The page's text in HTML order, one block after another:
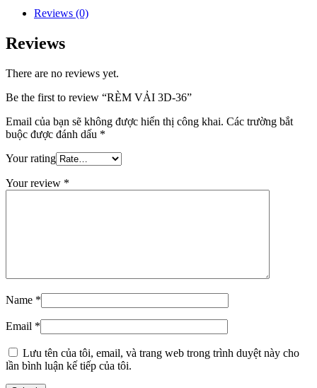
Reviews (0)
Reviews
There are no reviews yet.
Be the first to review “RÈM VẢI 3D-36”
Email của bạn sẽ không được hiển thị công khai. Các trường bắt
buộc được đánh dấu *
Your rating
Your review *
Name *
Email *
Lưu tên của tôi, email, và trang web trong trình duyệt này cho
lần bình luận kế tiếp của tôi.